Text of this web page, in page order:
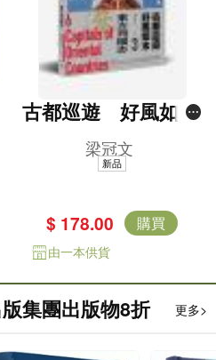
古都巡遊 好風如水
3——東方列國志
梁冠文
新品
$ 178.00 購買
由一本供貨
集團出版物8折 更多>